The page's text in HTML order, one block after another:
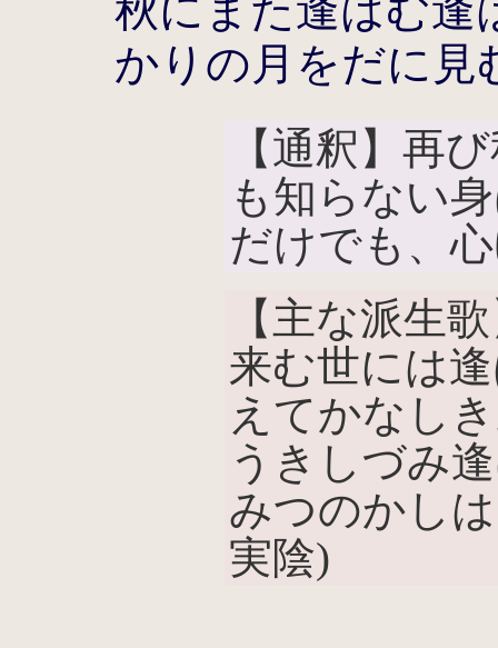
秋にまた逢はむ逢
かりの月をだに見
【通釈】再
も知らない
だけでも、
【主な派生
来む世には
えてかなし
うきしづみ
みつのかし
実陰)